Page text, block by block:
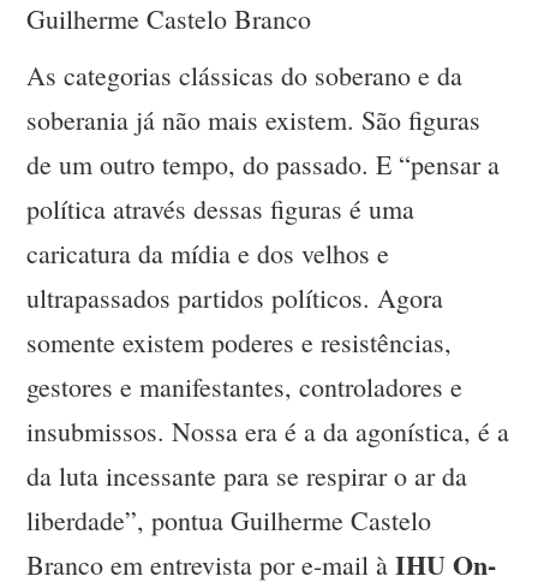
Guilherme Castelo Branco
As categorias clássicas do soberano e da
soberania já não mais existem. São figuras
de um outro tempo, do passado. E “pensar a
política através dessas figuras é uma
caricatura da mídia e dos velhos e
ultrapassados partidos políticos. Agora
somente existem poderes e resistências,
gestores e manifestantes, controladores e
insubmissos. Nossa era é a da agonística, é a
da luta incessante para se respirar o ar da
liberdade”, pontua Guilherme Castelo
Branco em entrevista por e-mail àIHU On-